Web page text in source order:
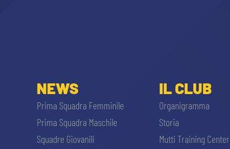
NEWS
Prima Squadra Femminile
Prima Squadra Maschile
Squadre Giovanili
IL CLUB
Organigramma
Storia
Mutti Training Center